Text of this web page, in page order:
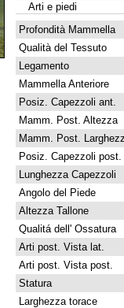
Arti e piedi
Profondità Mammella
Qualità del Tessuto
Legamento
Mammella Anteriore
Posiz. Capezzoli ant.
Mamm. Post. Altezza
Mamm. Post.
Posiz. Capezzoli post.
Lunghezza Capezzoli
Angolo del Piede
Altezza Tallone
Qualitá dell' Ossatura
Arti post. Vista lat.
Arti post. Vista post.
Statura
Larghezza torace